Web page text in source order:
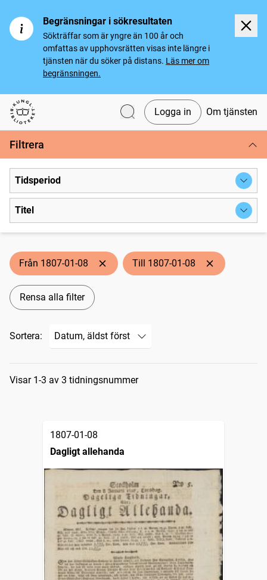
Begränsningar i sökresultaten
Sökträffar som är yngre än 100 år och
omfattas av upphovsrätten visas inte längre i
tjänsten när du söker på distans. Läs mer om
begränsningen.
Svenska tidningar
Logga in Om tjänsten
Filtrera
Tidsperiod
Titel
Från 1807-01-08 Till 1807-01-08
Rensa alla filter
Sortera:
Sökresultat
Visar 1-3 av 3 tidningsnummer
1807-01-08
Dagligt allehanda